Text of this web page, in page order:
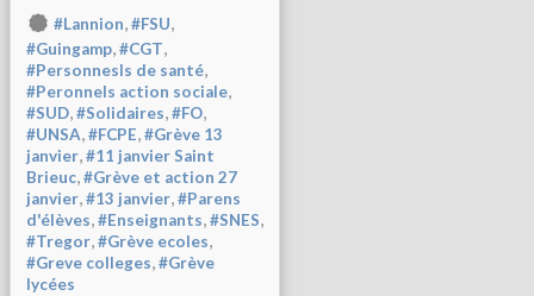
#Lannion,#FSU,
#Guingamp,#CGT,
#Personnesls de santé,
#Peronnels action sociale,
#SUD,#Solidaires,#FO,
#UNSA,#FCPE,#Grève 13
janvier,#11 janvier Saint
Brieuc,#Grève et action 27
janvier,#13 janvier,#Parens
d'élèves,#Enseignants,#SNES,
#Tregor,#Grève ecoles,
#Greve colleges,#Grève
lycées